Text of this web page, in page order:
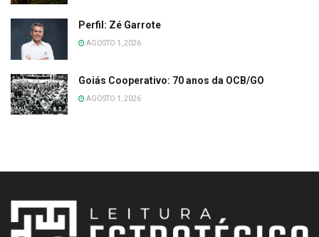
Perfil: Zé Garrote
AGOSTO 1, 2026
Goiás Cooperativo: 70 anos da OCB/GO
AGOSTO 1, 2026